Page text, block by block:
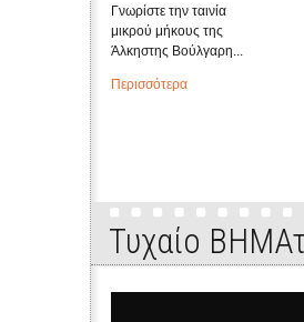
Γνωρίστε την ταινία
μικρού μήκους της
Άλκηστης Βούλγαρη...
Περισσότερα
Τυχαίο